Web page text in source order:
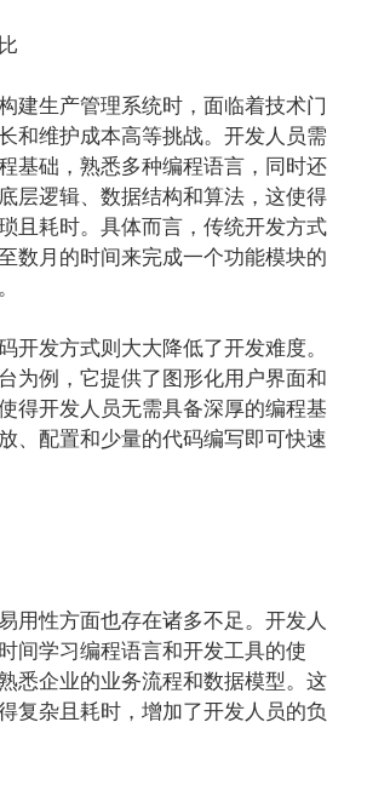
建生产管理系统时，面临着技术门
和维护成本高等挑战。开发人员需
基础，熟悉多种编程语言，同时还
层逻辑、数据结构和算法，这使得
且耗时。具体而言，传统开发方式
数月的时间来完成一个功能模块的
开发方式则大大降低了开发难度。
为例，它提供了图形化用户界面和
得开发人员无需具备深厚的编程基
、配置和少量的代码编写即可快速
用性方面也存在诸多不足。开发人
间学习编程语言和开发工具的使
悉企业的业务流程和数据模型。这
复杂且耗时，增加了开发人员的负